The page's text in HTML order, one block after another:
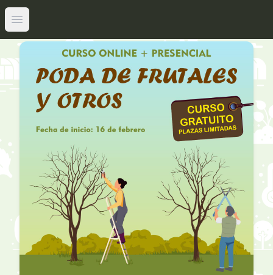
Abrir menú principal